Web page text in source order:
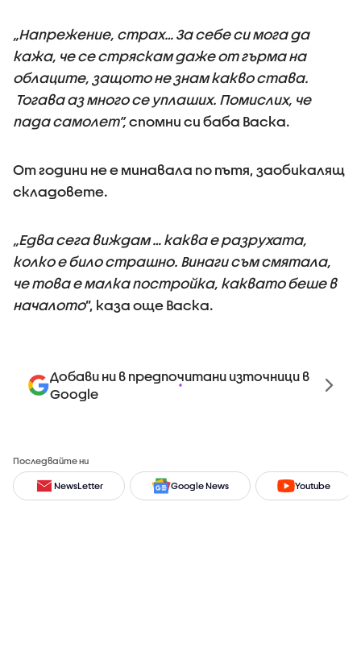
„Напрежение, страх… За себе си мога да
кажа, че се стряскам даже от гърма на
облаците, защото не знам какво става.
Тогава аз много се уплаших. Помислих, че
пада самолет”,спомни си баба Васка.
От години не е минавала по пътя, заобикалящ
складовете.
„Едва сега виждам … каква е разрухата,
колко е било страшно. Винаги съм смятала,
че това е малка постройка, каквато беше в
началото”, каза още Васка.
Добави ни в предпочитани източници в
Google
Последвайте ни
NewsLetter Google News Youtube